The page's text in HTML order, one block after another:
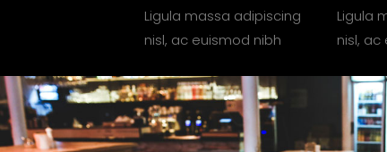
Ligula massa adipiscing
nisl, ac euismod nibh
Ligula
nisl, ac